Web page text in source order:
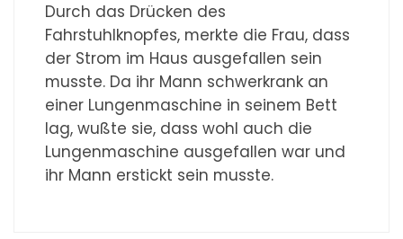
Durch das Drücken des
Fahrstuhlknopfes, merkte die Frau, dass
der Strom im Haus ausgefallen sein
musste. Da ihr Mann schwerkrank an
einer Lungenmaschine in seinem Bett
lag, wußte sie, dass wohl auch die
Lungenmaschine ausgefallen war und
ihr Mann erstickt sein musste.